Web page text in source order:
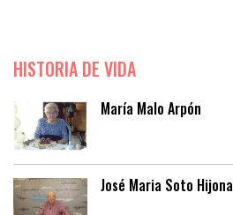
HISTORIA DE VIDA
María Malo Arpón
José Maria Soto Hijona